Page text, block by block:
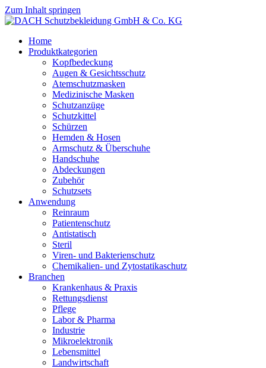
Zum Inhalt springen
Home
Produktkategorien
Kopfbedeckung
Augen & Gesichtsschutz
Atemschutzmasken
Medizinische Masken
Schutzanzüge
Schutzkittel
Schürzen
Hemden & Hosen
Armschutz & Überschuhe
Handschuhe
Abdeckungen
Zubehör
Schutzsets
Anwendung
Reinraum
Patientenschutz
Antistatisch
Steril
Viren- und Bakterienschutz
Chemikalien- und Zytostatikaschutz
Branchen
Krankenhaus & Praxis
Rettungsdienst
Pflege
Labor & Pharma
Industrie
Mikroelektronik
Lebensmittel
Landwirtschaft